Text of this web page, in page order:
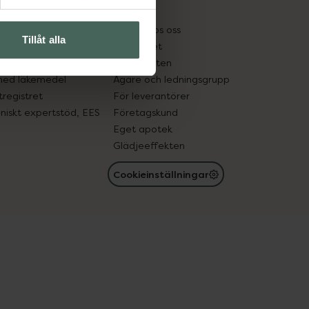
Tillåt alla
in gammal medicin
läkemedel
expertstöd, EES
Pressrum
Jobba hos oss
Hållbarhet
Samarbeten
Ägare och ledningsgrupp
För leverantörer
Företagskund
Eget apotek
Glädjeeffekten
Cookieinställningar